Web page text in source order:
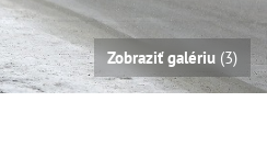
Zobraziť galériu (3)